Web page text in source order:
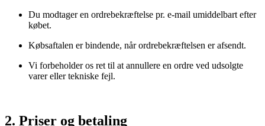
Du modtager en ordrebekræftelse pr. e-mail umiddelbart efter
købet.
Købsaftalen er bindende, når ordrebekræftelsen er afsendt.
Vi forbeholder os ret til at annullere en ordre ved udsolgte
varer eller tekniske fejl.
2. Priser og betaling